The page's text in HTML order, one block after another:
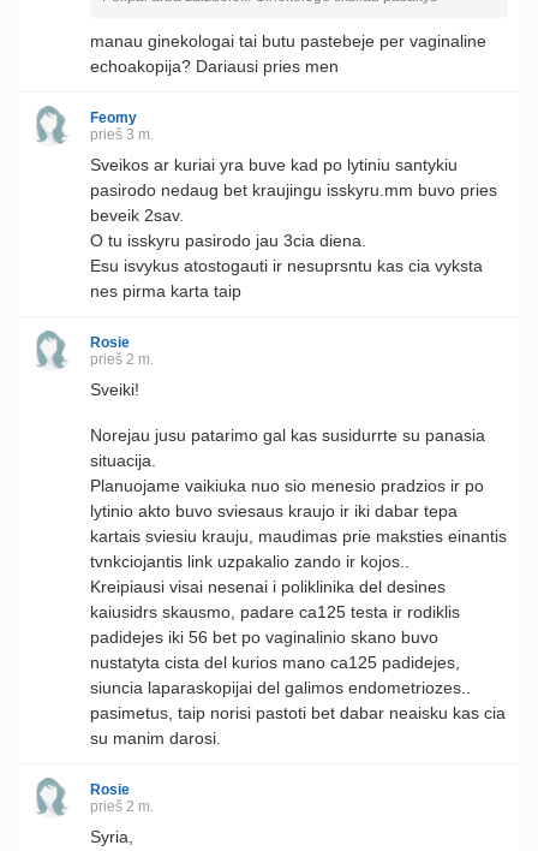
manau ginekologai tai butu pastebeje per vaginaline
echoakopija? Dariausi pries men
Feomy
prieš 3 m.
Sveikos ar kuriai yra buve kad po lytiniu santykiu
pasirodo nedaug bet kraujingu isskyru.mm buvo pries
beveik 2sav.
O tu isskyru pasirodo jau 3cia diena.
Esu isvykus atostogauti ir nesuprsntu kas cia vyksta
nes pirma karta taip
Rosie
prieš 2 m.
Sveiki!
Norejau jusu patarimo gal kas susidurrte su panasia
situacija.
Planuojame vaikiuka nuo sio menesio pradzios ir po
lytinio akto buvo sviesaus kraujo ir iki dabar tepa
kartais sviesiu krauju, maudimas prie maksties einantis
tvnkciojantis link uzpakalio zando ir kojos..
Kreipiausi visai nesenai i poliklinika del desines
kaiusidrs skausmo, padare ca125 testa ir rodiklis
padidejes iki 56 bet po vaginalinio skano buvo
nustatyta cista del kurios mano ca125 padidejes,
siuncia laparaskopijai del galimos endometriozes..
pasimetus, taip norisi pastoti bet dabar neaisku kas cia
su manim darosi.
Rosie
prieš 2 m.
Syria,